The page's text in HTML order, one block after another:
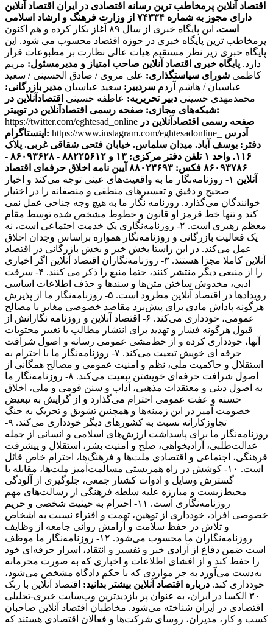
اقتصاد آنلاین پرمخاطب ترین رسانه اقتصادی در ایران اقتصاد آنلاین
دارای مجوز به شماره ۷۴۳۳۴ از وزارت فرهنگ و ارشاد اسلامی
است.
این پایگاه خبری از سال ۸۹ آغاز بکار کرده و هم اکنون
پرمخاطب ترین پایگاه خبری در حوزه اقتصاد محسوب می شود. این
پایگاه خبری زیر نظر مستقیم هیات عالی نظارت بر مطبوعات قرار
دارد. پایگاه خبری اقتصاد آنلاین صاحب امتیاز و مدیرمسئول: مریم
کاظمی شورای سیاستگذاری: علی مروی / صادق الحسینی / سعید
عباسیان / هاشم آردم سردبیر: سعید عباسیان مدیر بازرگانی:
محمدمهدی حسینی دبیر تحریریه: عاطفه حسینی اقتصادآنلاین در
شبکه‌های مجازی:صفحه رسمی اقتصادآنلاین در توییتر:
https://twitter.com/eghtesad_online صفحه رسمی اقتصادآنلاین در
اینستاگرام: https://www.instagram.com/eghtesadonline_ آدرس
دفتر: یوسف آباد. میدان سلماس. خیابان فتحی شقاقی غربی. پلاک
۱۱۶. واحد ۱
تلفن دفتر مرکزی: ۱۳ و ۸۸۲۲۵۶۱۲ - ۸۶۰۹۳۶۲۸ -
۸۶۰۹۳۷۸۶ فکس: ۸۸۰۲۳۶۹۳
آیین نامه اخلاق حرفه‌ای اقتصاد
آنلاین
۱- روزنامه‌نگار ما به واقعیت‌های عینی توجه می‌کند و اخبار
صحیح و دقیق و تفسیرهای منطقی و منصفانه را در اختیار
خوانندگان می‌گذارد. روزنامه نگار ما به هیچ وجه جناحی عمل نمی
کند و تنها خط قرمز او قانون و خطوط مشخص شده توسط مقام
معظم رهبری است. ۲- روزنامه‌نگاری یک خدمت اجتماعی است، نه
یک فعالیت بازرگانی و روزنامه‌نگار همواره براساس وجدان اخلاق
عمل می‌کند. در این راستا بخش خبر و بخش بازرگانی در اقتصاد
آنلاین کاملا مجزا هستند. ۳- روزنامه‌نگاران اقتصاد آنلاین اگر اخباری
را از منبعی دیگر منتشر کنند، حتما منبع را ذکر می کنند. ۴- سرقت
ادبی، مخدوش ساختن متن‌ها و سندها و حذف اطلاعات اساسی
رویدادها در اقتصاد آنلاین مطرود است. ۵- روزنامه‌نگار ما از پذیرش
هرگونه پاداش مادی برای پیش‌برد مقاصد خصوصی مغایر با مصالح
عمومی، خودداری می‌کند. ۶- اقتصاد آنلاین و روزنامه نگارانش از
قبول هرگونه فشار و تهدید برای انتشار مطالب یا تغییر محتویات
آنها، خودداری کرده و از خط‌مشی عمومی رسانه و اصول شرافت
حرفه ای خویش تبعیت می‌کند. ۷- روزنامه‌نگار ما با احترام به
استقلال و حاکمیت ملی، نظم و امنیت عمومی و مصالح همگانی از
اصول شرافت حرفه‌ای خویشتن تبعیت می‌کند. ۸- روزنامه‌نگار ما
به اصول دینی و معتقدات مذهبی، آداب و سنن قومی و ملی، اخلاق
حسنه و عفت عمومی احترام می‌گذارد و از گرایش به تبعیض
خصومت آمیز در این زمینه‌ها و همچنین تشویق و تحریک به جنگ
تجاوزکارانه نسبت به کشورهای دیگر خودداری می‌کند. ۹-
روزنامه‌نگار ما برای پاسداشت ارزش‌های اسلامی و انسانی از جمله
عدالت‌طلبی، آزادیخواهی، صلح و امنیت بشر، استقلال و پیشرفت
فرهنگی، اجتماعی و اقتصادی ملت‌ها و فرهنگ‌ها، احترام خاص قائل
است. ۱۰- کوشش در راه همزیستی مسالمت‌آمیز ملت‌ها، مقابله با
گسترش وسایل و ادوات کشتار جمعی، جلوگیری از آلودگی
محیط‌زیست و مبارزه علیه سلطه فرهنگی از رسالت‌های مهم
روزنامه‌نگاری است. ۱۱- احترام به حیثیت شخصی و حریم
خصوصی افراد، خودداری از توهین، تهمت و افتراء نسبت به اشخاص
و تلاش در حفظ سلامت و آرامش روانی جامعه از وظایف
روزنامه‌نگاران ما محسوب می‌شود. ۱۲- روزنامه‌نگار ما موظف
است ضمن دفاع از آزادی خبر و تفسیر و انتقاد، اسرار حرفه‌ای خود
را حفظ کند و از افشای اطلاعات و اخباری که به صورت محرمانه
به‌دست می‌آورد به جز مواردی که با حکم دادگاه مشخص می‌شود،
خودداری کند. درباره اقتصاد آنلاین بیشتر بدانید: اقتصاد آنلاین با رنک
۳۰ الکسا در ایران، به عنوان پر بازدیدترین وب‌سایت خبری-تحلیلی
اقتصادی در ایران شناخته می‌شود. مخاطبان اقتصاد آنلاین صاحبان
کسب و کار، مدیران، روسای شرکت‌ها و فعالان اقتصادی هستند که